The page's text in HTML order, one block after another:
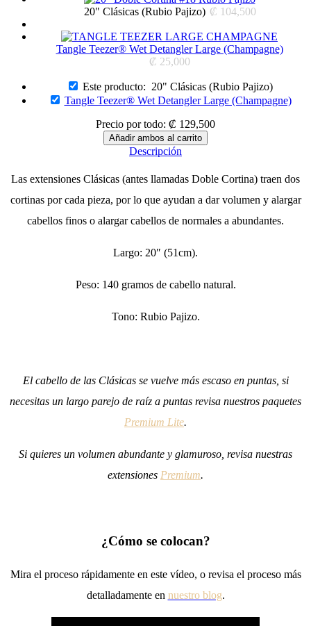
20" Clásicas (Rubio Pajizo) ₡ 104,500
Tangle Teezer® Wet Detangler Large (Champagne)
₡ 25,000
Este producto: 20" Clásicas (Rubio Pajizo)
Tangle Teezer® Wet Detangler Large (Champagne)
Precio por todo: ₡ 129,500
Descripción
Las extensiones Clásicas (antes llamadas Doble Cortina) traen dos
cortinas por cada pieza, por lo que ayudan a dar volumen y alargar
cabellos finos o alargar cabellos de normales a abundantes.
Largo: 20″ (51cm).
Peso: 140 gramos de cabello natural.
Tono: Rubio Pajizo.
El cabello de las Clásicas se vuelve más escaso en puntas, si
necesitas un largo parejo de raíz a puntas revisa nuestros paquetes
Premium Lite.
Si quieres un volumen abundante y glamuroso, revisa nuestras
extensiones Premium.
¿Cómo se colocan?
Mira el proceso rápidamente en este vídeo, o revisa el proceso más
detalladamente en nuestro blog.